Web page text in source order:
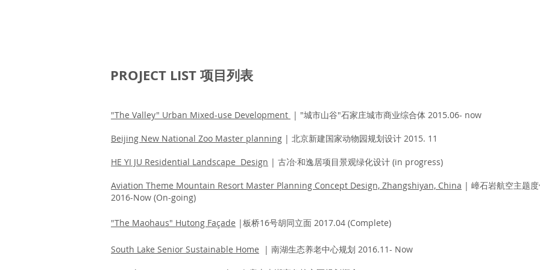
PROJECT LIST 项目列表
"The Valley" Urban Mixed-use Development | "城市山谷"石家庄城市商业综合体 2015.06- now
Beijing New National Zoo Master planning | 北京新建国家动物园规划设计 2015. 11
HE YI JU Residential Landscape Design | 古冶·和逸居项目景观绿化设计 (in progress)
Aviation Theme Mountain Resort Master Planning Concept Design, Zhangshiyan, China | 嶂石岩航空主题
2016-Now (On-going)
"The Maohaus" Hutong Façade |板桥16号胡同立面 2017.04 (Complete)
South Lake Senior Sustainable Home | 南湖生态养老中心规划 2016.11- Now